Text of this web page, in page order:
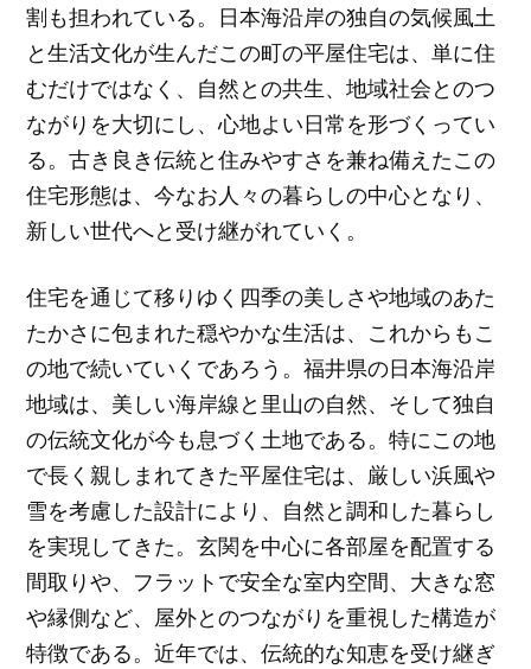
割も担われている。日本海沿岸の独自の気候風土
と生活文化が生んだこの町の平屋住宅は、単に住
むだけではなく、自然との共生、地域社会とのつ
ながりを大切にし、心地よい日常を形づくってい
る。古き良き伝統と住みやすさを兼ね備えたこの
住宅形態は、今なお人々の暮らしの中心となり、
新しい世代へと受け継がれていく。
住宅を通じて移りゆく四季の美しさや地域のあた
たかさに包まれた穏やかな生活は、これからもこ
の地で続いていくであろう。福井県の日本海沿岸
地域は、美しい海岸線と里山の自然、そして独自
の伝統文化が今も息づく土地である。特にこの地
で長く親しまれてきた平屋住宅は、厳しい浜風や
雪を考慮した設計により、自然と調和した暮らし
を実現してきた。玄関を中心に各部屋を配置する
間取りや、フラットで安全な室内空間、大きな窓
や縁側など、屋外とのつながりを重視した構造が
特徴である。近年では、伝統的な知恵を受け継ぎ